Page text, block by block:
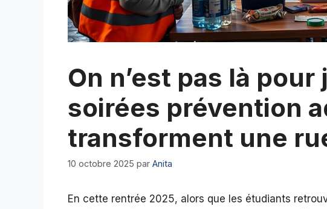
On n’est pas là
soirées prévention
transforment une
10 octobre 2025 par Anita
En cette rentrée 2025, alors que les étudiants